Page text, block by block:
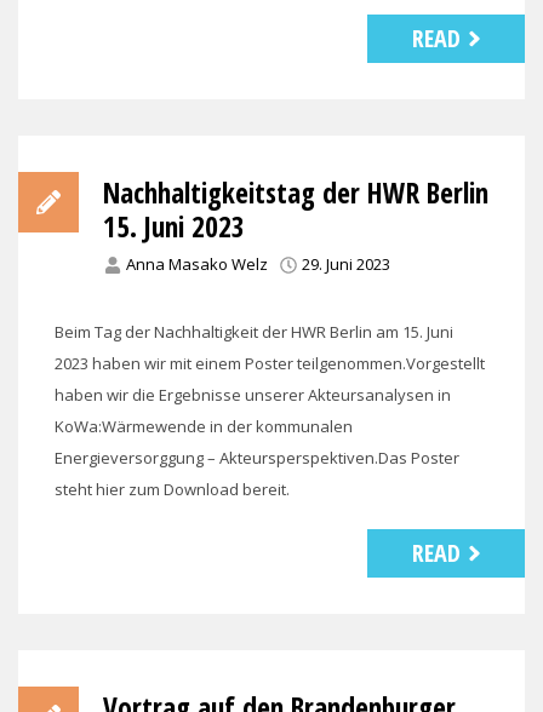
READ
Nachhaltigkeitstag der HWR Berlin
15. Juni 2023
Anna Masako Welz 29. Juni 2023
Beim Tag der Nachhaltigkeit der HWR Berlin am 15. Juni
2023 haben wir mit einem Poster teilgenommen.Vorgestellt
haben wir die Ergebnisse unserer Akteursanalysen in
KoWa:Wärmewende in der kommunalen
Energieversorggung – Akteursperspektiven.Das Poster
steht hier zum Download bereit.
READ